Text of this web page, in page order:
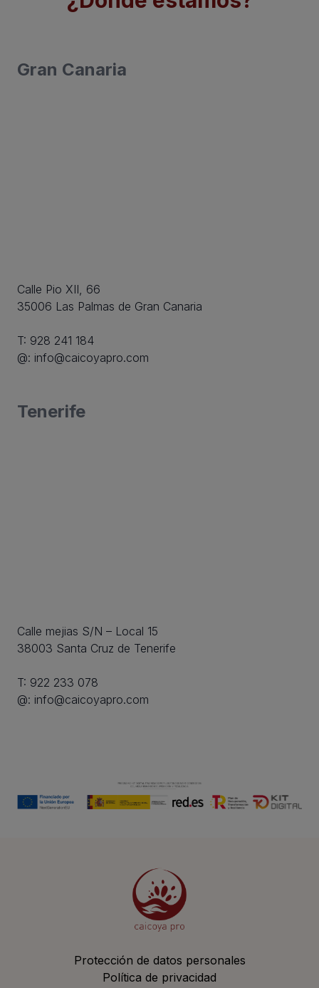
Gran Canaria
Calle Pio XII, 66
35006 Las Palmas de Gran Canaria
T: 928 241 184
@: info@caicoyapro.com
Tenerife
Calle mejias S/N – Local 15
38003 Santa Cruz de Tenerife
T: 922 233 078
@: info@caicoyapro.com
Protección de datos personales
Política de privacidad